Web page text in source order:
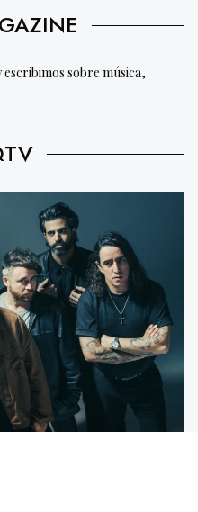
escribimos sobre música,